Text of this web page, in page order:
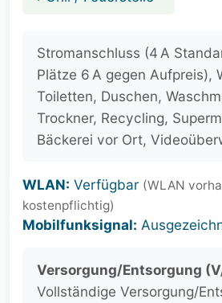
Stromanschluss (4 A
Plätze 6 A gegen Aufpreis),
Toiletten, Duschen,
Trockner, Recycling,
Bäckerei vor Ort,
WLAN: Verfügbar (WLAN
kostenpflichtig)
Mobilfunksignal:
Versorgung/Entsorgung
Vollständige Versorgung/